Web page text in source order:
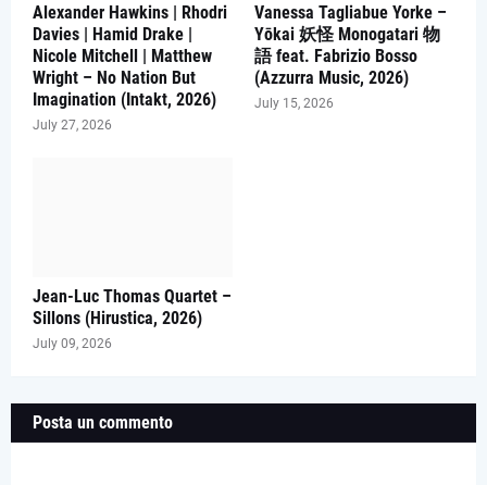
Alexander Hawkins | Rhodri
Davies | Hamid Drake |
Nicole Mitchell | Matthew
Wright – No Nation But
Imagination (Intakt, 2026)
July 27, 2026
Vanessa Tagliabue Yorke –
Yōkai 妖怪 Monogatari 物
語 feat. Fabrizio Bosso
(Azzurra Music, 2026)
July 15, 2026
Jean-Luc Thomas Quartet –
Sillons (Hirustica, 2026)
July 09, 2026
Posta un commento